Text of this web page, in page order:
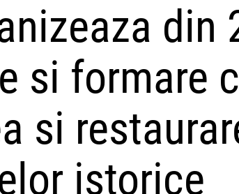
din
si formare
si
istorice